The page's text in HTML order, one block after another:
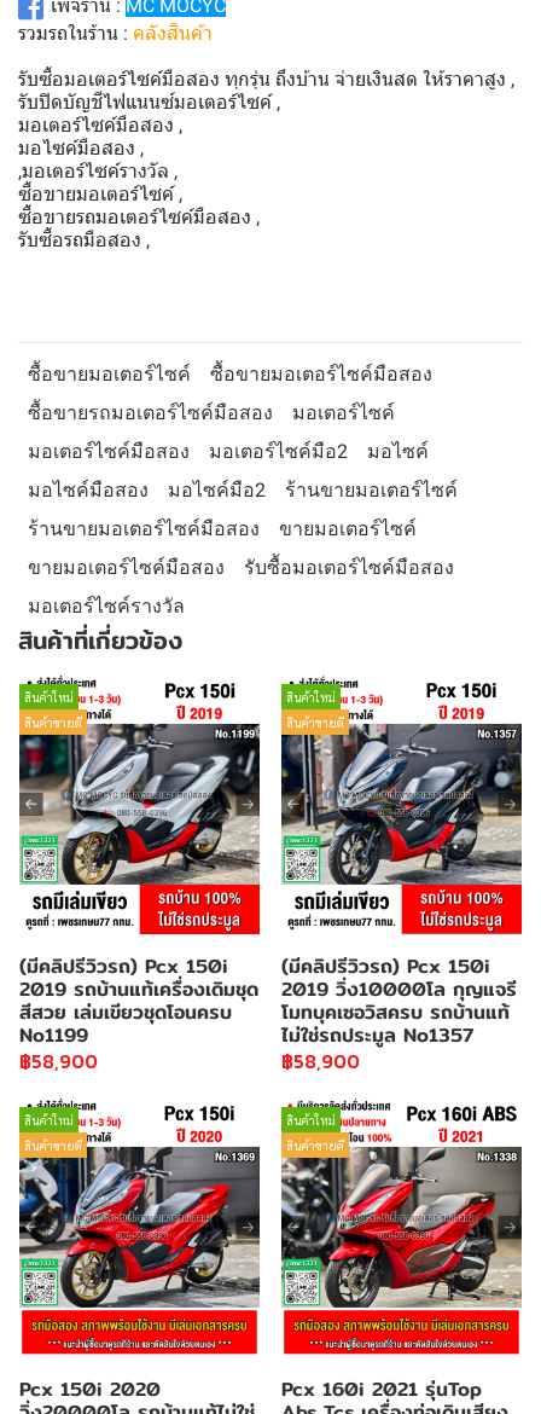
เพจร้าน : MC MOCYC
รวมรถในร้าน : คลังสินค้า
รับซื้อมอเตอร์ไซค์มือสอง ทุกรุ่น ถึงบ้าน จ่ายเงินสด ให้ราคาสูง ,
รับปิดบัญชีไฟแนนซ์มอเตอร์ไซค์ ,
มอเตอร์ไซค์มือสอง ,
มอไซค์มือสอง ,
,มอเตอร์ไซค์รางวัล ,
ซื้อขายมอเตอร์ไซค์ ,
ซื้อขายรถมอเตอร์ไซค์มือสอง ,
รับซื้อรถมือสอง ,
ซื้อขายมอเตอร์ไซค์
ซื้อขายมอเตอร์ไซค์มือสอง
ซื้อขายรถมอเตอร์ไซค์มือสอง
มอเตอร์ไซค์
มอเตอร์ไซค์มือสอง
มอเตอร์ไซค์มือ2
มอไซค์
มอไซค์มือสอง
มอไซค์มือ2
ร้านขายมอเตอร์ไซค์
ร้านขายมอเตอร์ไซค์มือสอง
ขายมอเตอร์ไซค์
ขายมอเตอร์ไซค์มือสอง
รับซื้อมอเตอร์ไซค์มือสอง
มอเตอร์ไซค์รางวัล
สินค้าที่เกี่ยวข้อง
สินค้าใหม่
สินค้าขายดี
(มีคลิปรีวิวรถ) Pcx 150i
2019 รถบ้านแท้เครื่องเดิมชุด
สีสวย เล่มเขียวชุดโอนครบ
No1199
฿58,900
สินค้าใหม่
สินค้าขายดี
(มีคลิปรีวิวรถ) Pcx 150i
2019 วิ่ง10000โล กุญแจรี
โมทบุคเซอวิสครบ รถบ้านแท้
ไม่ใช่รถประมูล No1357
฿58,900
สินค้าใหม่
สินค้าขายดี
Pcx 150i 2020
สินค้าใหม่
สินค้าขายดี
Pcx 160i 2021 รุ่นTop